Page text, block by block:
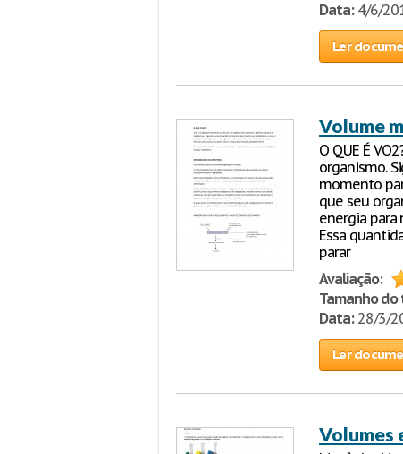
Data:4/6/
Ler
Volume
O QUE É
organismo.
momento
que seu
energia para
Essa
parar
Avaliação:
Tamanho
Data:28/3/
Ler
Volumes